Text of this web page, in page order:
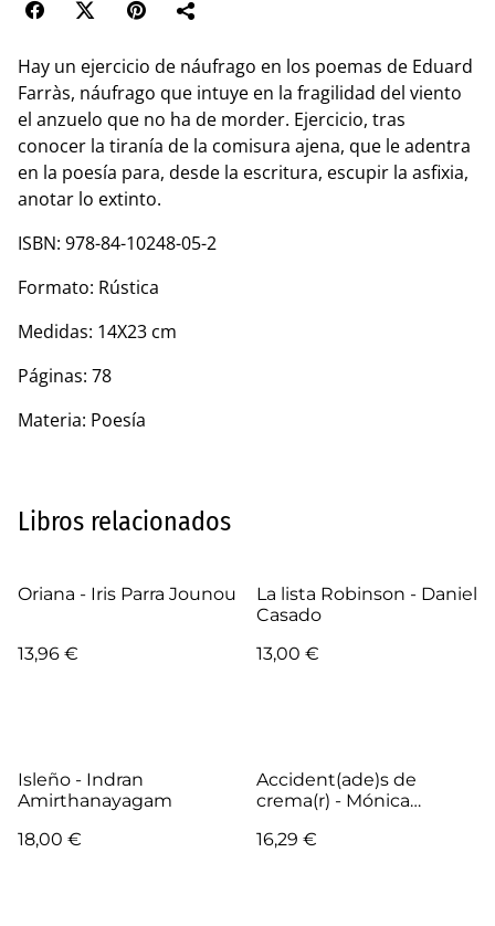
Hay un ejercicio de náufrago en los poemas de Eduard
Farràs, náufrago que intuye en la fragilidad del viento
el anzuelo que no ha de morder. Ejercicio, tras
conocer la tiranía de la comisura ajena, que le adentra
en la poesía para, desde la escritura, escupir la asfixia,
anotar lo extinto.
ISBN: 978-84-10248-05-2
Formato: Rústica
Medidas: 14X23 cm
Páginas: 78
Materia: Poesía
Libros relacionados
Oriana - Iris Parra Jounou
13,96 €
La lista Robinson - Daniel
Casado
13,00 €
Isleño - Indran
Amirthanayagam
18,00 €
Accident(ade)s de
crema(r) - Mónica
16,29 €